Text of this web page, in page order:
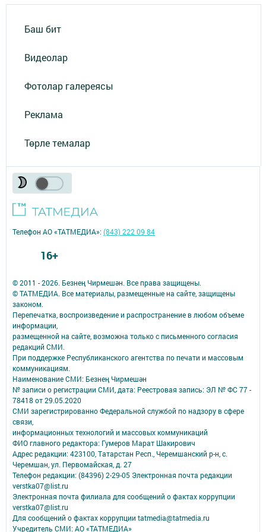
Баш бит
Видеолар
Фотолар галереясы
Реклама
Төрле темалар
© 2011 - 2026. Безнең Чирмешән. Все права защищены.
© ТАТМЕДИА. Все материалы, размещенные на сайте, защищены
законом.
Перепечатка, воспроизведение и распространение в любом объеме
информации,
размещенной на сайте, возможна только с письменного согласия
редакций СМИ.
При поддержке Республиканского агентства по печати и массовым
коммуникациям.
Наименование СМИ: Безнең Чирмешән
№ записи о регистрации СМИ, дата: Реестровая запись: ЭЛ № ФС 77 -
78418 от 29.05.2020
СМИ зарегистрированно Федеральной службой по надзору в сфере
связи,
информационных технологий и массовых коммуникаций
ФИО главного редактора: Гумеров Марат Шакирович
Адрес редакции: 423100, Татарстан Респ., Черемшанский р-н, с.
Черемшан, ул. Первомайская, д. 27
Телефон редакции: (84396) 2-29-05 Электронная почта редакции
verstka07@list.ru
Электронная почта филиала для сообщений о фактах коррупции
verstka07@list.ru
Для сообщений о фактах коррупции tatmedia@tatmedia.ru
Учредитель СМИ: АО «ТАТМЕДИА»
Телефон АО «ТАТМЕДИА»:(843) 222 09 84
16+